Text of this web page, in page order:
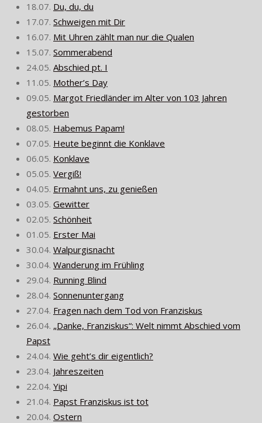
18.07. Du, du, du
17.07. Schweigen mit Dir
16.07. Mit Uhren zählt man nur die Qualen
15.07. Sommerabend
24.05. Abschied pt. I
11.05. Mother’s Day
09.05. Margot Friedländer im Alter von 103 Jahren
gestorben
08.05. Habemus Papam!
07.05. Heute beginnt die Konklave
06.05. Konklave
05.05. Vergiß!
04.05. Ermahnt uns, zu genießen
03.05. Gewitter
02.05. Schönheit
01.05. Erster Mai
30.04. Walpurgisnacht
30.04. Wanderung im Frühling
29.04. Running Blind
28.04. Sonnenuntergang
27.04. Fragen nach dem Tod von Franziskus
26.04. „Danke, Franziskus“: Welt nimmt Abschied vom
Papst
24.04. Wie geht’s dir eigentlich?
23.04. Jahreszeiten
22.04. Yipi
21.04. Papst Franziskus ist tot
20.04. Ostern